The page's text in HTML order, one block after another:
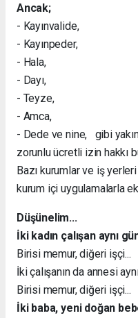
Ancak;
- Kayınvalide,
- Kayınpeder,
- Hala,
- Dayı,
- Teyze,
- Amca,
- Dede ve nine, gibi
zorunlu ücretli izin hakkı
Bazı kurumlar ve iş
kurum içi uygulamalarla
Düşünelim...
İki kadın çalışan aynı
Birisi memur, diğeri işçi...
İki çalışanın da annesi
Birisi memur, diğeri işçi...
İki baba, yeni doğan